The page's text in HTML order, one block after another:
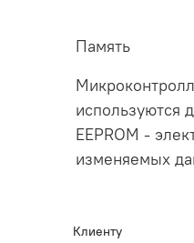
Память
используются
EEPROM -
изменяемых
Клиенту